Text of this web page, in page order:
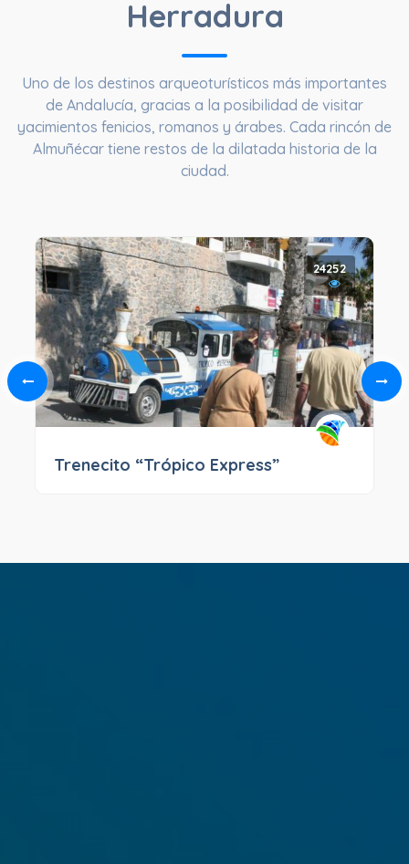
Herradura
Uno de los destinos arqueoturísticos más importantes
de Andalucía, gracias a la posibilidad de visitar
yacimientos fenicios, romanos y árabes. Cada rincón de
Almuñécar tiene restos de la dilatada historia de la
ciudad.
24252
Trenecito “Trópico Express”